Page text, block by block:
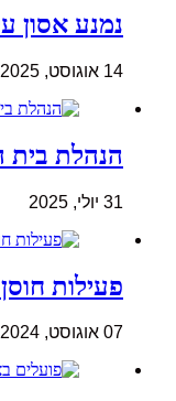
נמנע אסון
14 אוגוסט, 2025
הנהלת בית
31 יולי, 2025
פעילות
07 אוגוסט, 2024